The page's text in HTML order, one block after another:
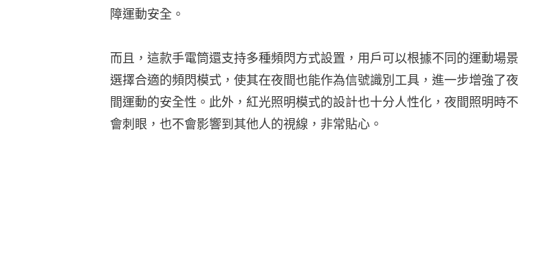
障運動安全。
而且，這款手電筒還支持多種頻閃方式設置，用戶可以根據不同的運動場景
選擇合適的頻閃模式，使其在夜間也能作為信號識別工具，進一步增強了夜
間運動的安全性。此外，紅光照明模式的設計也十分人性化，夜間照明時不
會刺眼，也不會影響到其他人的視線，非常貼心。